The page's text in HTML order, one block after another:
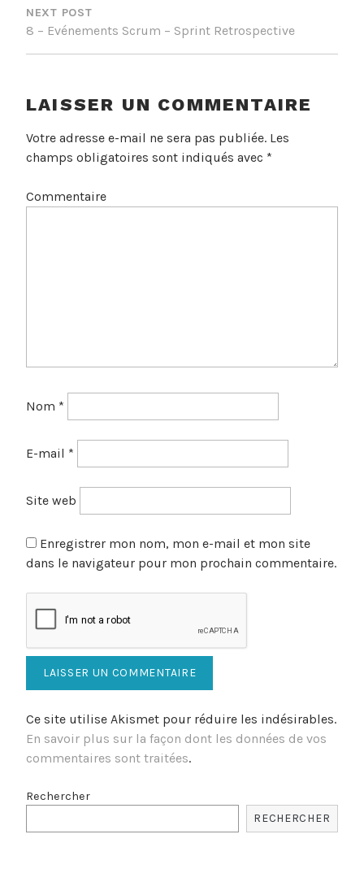
NEXT POST
8 – Evénements Scrum – Sprint Retrospective
LAISSER UN COMMENTAIRE
Votre adresse e-mail ne sera pas publiée. Les
champs obligatoires sont indiqués avec *
Commentaire
Nom *
E-mail *
Site web
Enregistrer mon nom, mon e-mail et mon site
dans le navigateur pour mon prochain commentaire.
Ce site utilise Akismet pour réduire les indésirables.
En savoir plus sur la façon dont les données de vos
commentaires sont traitées.
Rechercher
RECHERCHER